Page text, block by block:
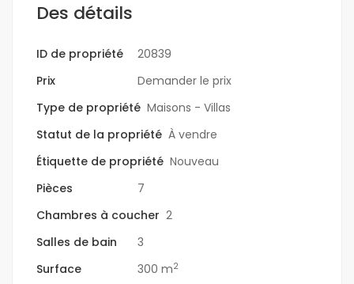
Des détails
ID de propriété
20839
Prix
Demander le prix
Type de propriété Maisons - Villas
Statut de la propriété À vendre
Étiquette de propriété Nouveau
Pièces
7
Chambres à coucher 2
Salles de bain
3
Surface
300 m2